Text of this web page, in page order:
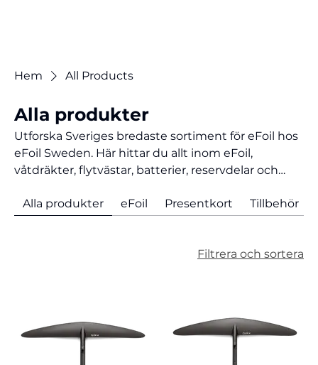
Hem All Products
Alla produkter
Utforska Sveriges bredaste sortiment för eFoil hos
eFoil Sweden. Här hittar du allt inom eFoil,
våtdräkter, flytvästar, batterier, reservdelar och
varumärken. Oavsett om du vill köpa eFoil,
för både nybörjare och erfarna åkare. Handla eFoil-
Alla produkter eFoil Presentkort Tillbehör
Filtrera och sortera